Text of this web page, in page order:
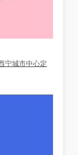
宁城市中心定